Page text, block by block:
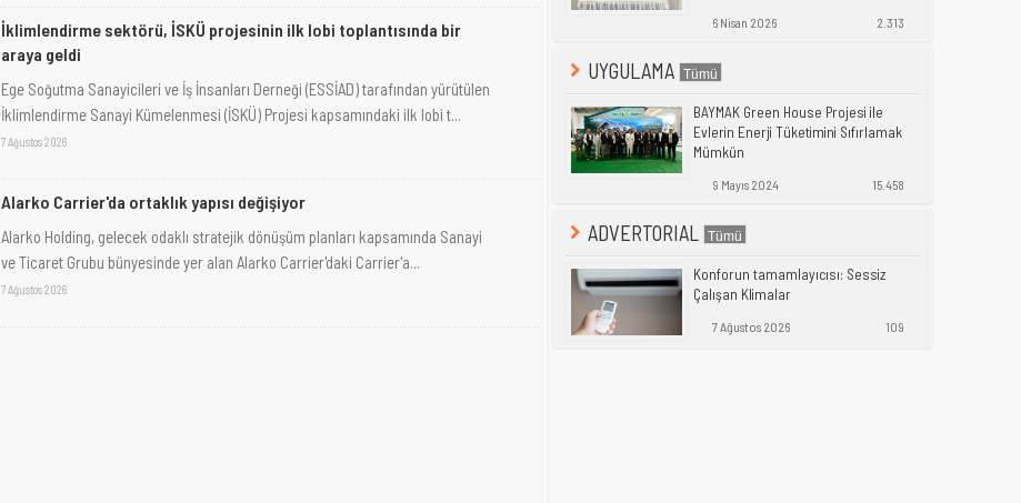
İklimlendirme sektörü, İSKÜ projesinin ilk lobi toplantısında bir
araya geldi
Ege Soğutma Sanayicileri ve İş İnsanları Derneği (ESSİAD) tarafından yürütülen
İklimlendirme Sanayi Kümelenmesi (İSKÜ) Projesi kapsamındaki ilk lobi t...
7 Ağustos 2026
Alarko Carrier'da ortaklık yapısı değişiyor
Alarko Holding, gelecek odaklı stratejik dönüşüm planları kapsamında Sanayi
ve Ticaret Grubu bünyesinde yer alan Alarko Carrier'daki Carrier'a...
7 Ağustos 2026
6 Nisan 2026 2.313
UYGULAMA
BAYMAK Green House Projesi ile
Evlerin Enerji Tüketimini Sıfırlamak
Mümkün
9 Mayıs 2024 15.458
ADVERTORIAL
Konforun tamamlayıcısı: Sessiz
Çalışan Klimalar
7 Ağustos 2026 109